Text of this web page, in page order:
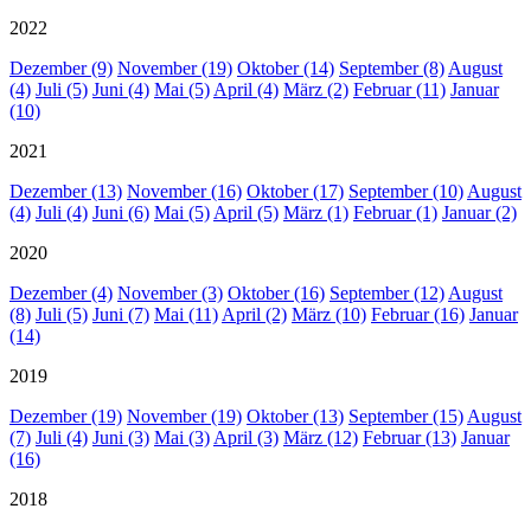
2022
Dezember (9) November (19) Oktober (14) September (8)August
(4) Juli (5) Juni (4) Mai (5)April (4) März (2) Februar (11) Januar
(10)
2021
Dezember (13) November (16) Oktober (17) September (10)August
(4) Juli (4) Juni (6) Mai (5)April (5) März (1) Februar (1) Januar (2)
2020
Dezember (4) November (3) Oktober (16) September (12)August
(8) Juli (5) Juni (7) Mai (11)April (2) März (10) Februar (16) Januar
(14)
2019
Dezember (19) November (19) Oktober (13) September (15)August
(7) Juli (4) Juni (3) Mai (3)April (3) März (12) Februar (13) Januar
(16)
2018